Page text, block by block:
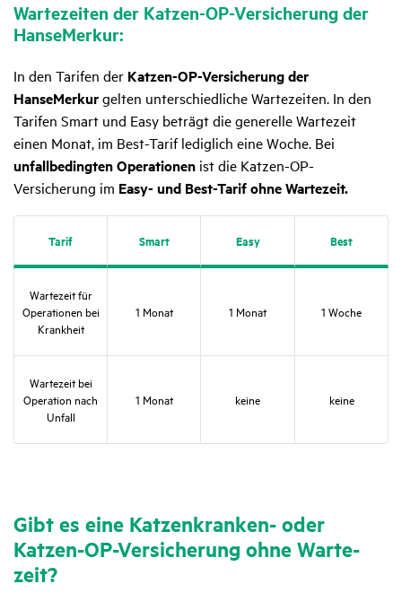
Warte­zeiten der Katzen-OP-Versi­che­rung der
HanseMerkur:
In den Tarifen der Katzen-OP-Versicherung der
HanseMerkurgelten unterschiedliche Wartezeiten. In den
Tarifen Smart und Easy beträgt die generelle Wartezeit
einen Monat, im Best-Tarif lediglich eine Woche. Bei
unfallbedingten Operationen ist die Katzen-OP-
Versicherung im Easy- und Best-Tarif ohne Wartezeit.
Tarif Smart Easy Best
Warte­zeit für
Opera­tionen bei
Krank­heit
1 Monat 1 Monat 1 Woche
Warte­zeit bei
Opera­tion nach
Unfall
1 Monat keine keine
Gibt es eine Katzen­kranken- oder
Katzen-OP-Versi­che­rung ohne Warte­
zeit?